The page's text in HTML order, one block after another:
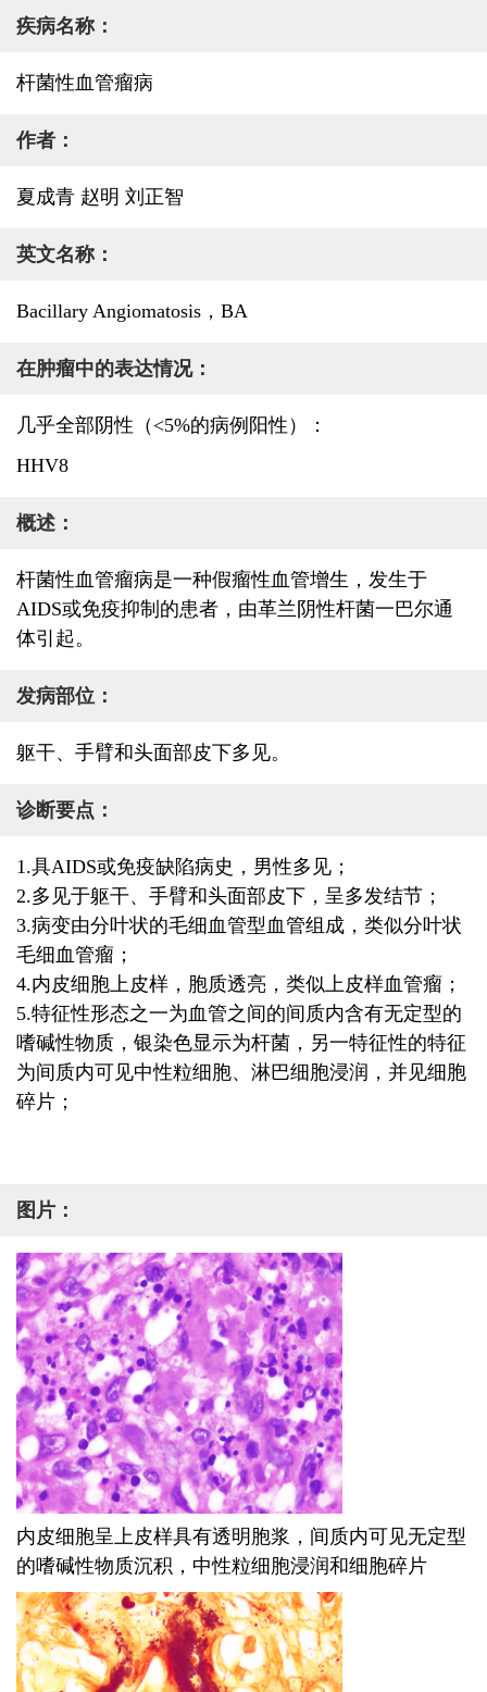
疾病名称：
杆菌性血管瘤病
作者：
夏成青 赵明 刘正智
英文名称：
Bacillary Angiomatosis，BA
在肿瘤中的表达情况：
几乎全部阴性（<5%的病例阳性）：
HHV8
概述：
杆菌性血管瘤病是一种假瘤性血管增生，发生于
AIDS或免疫抑制的患者，由革兰阴性杆菌一巴尔通
体引起。
发病部位：
躯干、手臂和头面部皮下多见。
诊断要点：
1.具AIDS或免疫缺陷病史，男性多见；
2.多见于躯干、手臂和头面部皮下，呈多发结节；
3.病变由分叶状的毛细血管型血管组成，类似分叶状
毛细血管瘤；
4.内皮细胞上皮样，胞质透亮，类似上皮样血管瘤；
5.特征性形态之一为血管之间的间质内含有无定型的
嗜碱性物质，银染色显示为杆菌，另一特征性的特征
为间质内可见中性粒细胞、淋巴细胞浸润，并见细胞
碎片；
图片：
内皮细胞呈上皮样具有透明胞浆，间质内可见无定型
的嗜碱性物质沉积，中性粒细胞浸润和细胞碎片